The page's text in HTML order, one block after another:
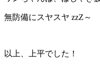
無防備にスヤスヤ zzZ～
以上、上平でした！